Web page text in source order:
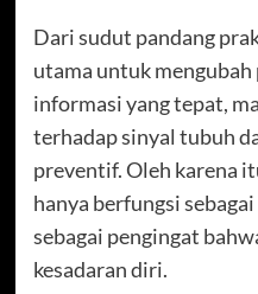
Dari sudut pandang
utama untuk
informasi yang tepat,
terhadap sinyal tubuh
preventif. Oleh karena
hanya berfungsi
sebagai pengingat
kesadaran diri.